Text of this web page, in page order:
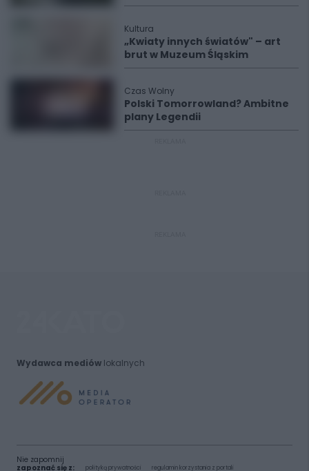
Kultura
„Kwiaty innych światów" – art
brut w Muzeum Śląskim
Czas Wolny
Polski Tomorrowland? Ambitne
plany Legendii
Wydawca mediówlokalnych
Nie zapomnij
zapoznać się z:
polityką prywatności regulamin korzystania z portali